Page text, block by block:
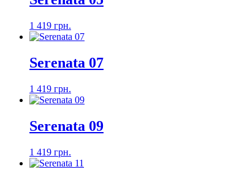
1 419 грн.
Serenata 07
1 419 грн.
Serenata 09
1 419 грн.